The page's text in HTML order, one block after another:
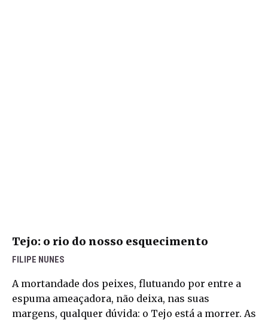
Tejo: o rio do nosso esquecimento
FILIPE NUNES
A mortandade dos peixes, flutuando por entre a
espuma ameaçadora, não deixa, nas suas
margens, qualquer dúvida: o Tejo está a morrer. As